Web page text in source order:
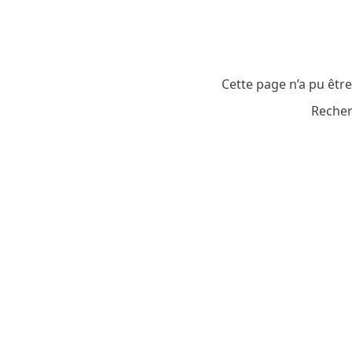
Cette page n’a pu